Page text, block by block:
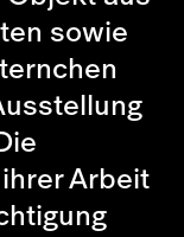
sowie
Arbeit